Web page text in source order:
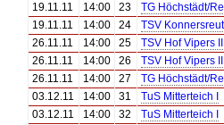
19.11.11
14:00 23
TG Höchstädt/
19.11.11
14:00 24
TSV
26.11.11
14:00 25
TSV Hof Vipers II
26.11.11
14:00 26
TSV Hof Vipers II
26.11.11
14:00 27
TG Höchstädt/
03.12.11
14:00 31
TuS Mitterteich I
03.12.11
14:00 32
TuS Mitterteich I